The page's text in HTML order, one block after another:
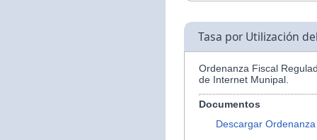
Tasa por Utilización
Ordenanza Fiscal
de Internet Munipal.
Documentos
Descargar Ordenanza